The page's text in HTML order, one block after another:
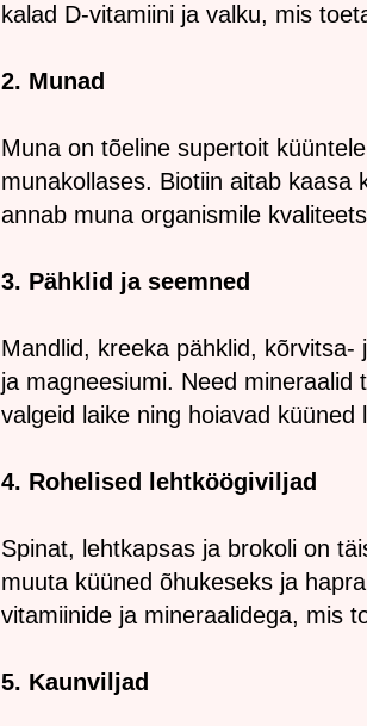
kalad D-vitamiini ja valku, mis
2. Munad
Muna on tõeline supertoit
munakollases. Biotiin aitab kaasa
annab muna organismile
3. Pähklid ja seemned
Mandlid, kreeka pähklid, kõrvitsa-
ja magneesiumi. Need
valgeid laike ning hoiavad küüned
4. Rohelised lehtköögiviljad
Spinat, lehtkapsas ja brokoli on
muuta küüned õhukeseks ja
vitamiinide ja mineraalidega, mis
5. Kaunviljad